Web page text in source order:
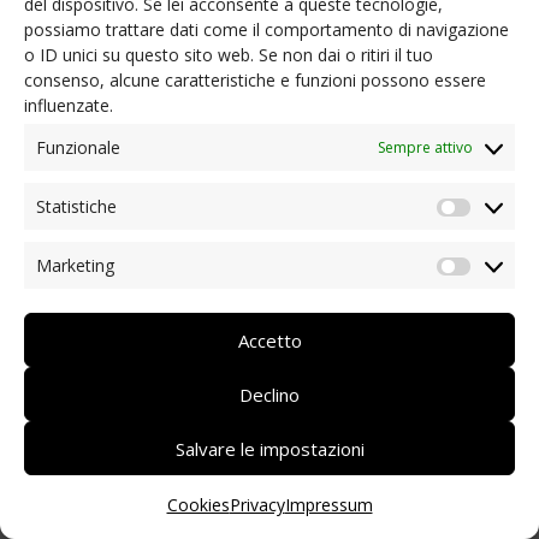
possiamo trattare dati come il comportamento di navigazione
o ID unici su questo sito web. Se non dai o ritiri il tuo
consenso, alcune caratteristiche e funzioni possono essere
influenzate.
Funzionale
Sempre attivo
Statistiche
Marketing
Accetto
Declino
Salvare le impostazioni
CookiesPrivacyImpressum
NEWS
Ordinanze presidenziali e informazioni utili
Coronavirus: aiuto dai soci
Iniziative dei nostri soci/partner
DEUTSCH
ENGLISH